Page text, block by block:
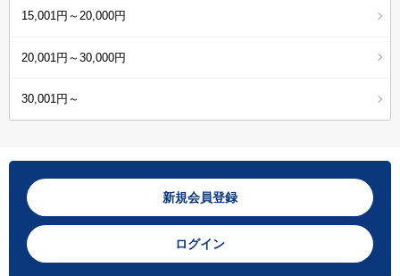
15,001円～20,000円
20,001円～30,000円
30,001円～
新規会員登録
ログイン